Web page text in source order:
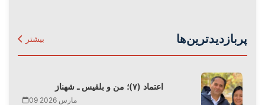
پربازدیدترین‌ها بیشتر
اعتماد (۷)؛ من و بلقیس ـ شهناز
09 مارس 2026